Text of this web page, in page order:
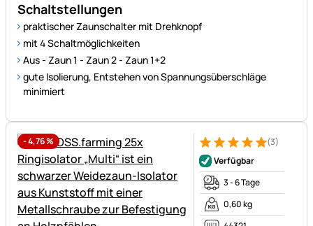
Schaltstellungen
praktischer Zaunschalter mit Drehknopf
mit 4 Schaltmöglichkeiten
Aus - Zaun 1 - Zaun 2 - Zaun 1+2
gute Isolierung, Entstehen von Spannungsüberschläge
minimiert
-4,76% Bewertung: 5 von 5 (3
3 Bewertungen
(3)
Verfügbar
3 - 6 Tage
0,60 kg